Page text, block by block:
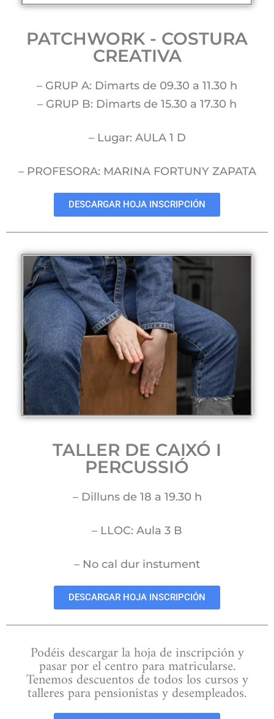
PATCHWORK - COSTURA
CREATIVA
– GRUP A: Dimarts de 09.30 a 11.30 h
– GRUP B: Dimarts de 15.30 a 17.30 h
– Lugar: AULA 1 D
– PROFESORA: MARINA FORTUNY ZAPATA
DESCARGAR HOJA INSCRIPCIÓN
TALLER DE CAIXÓ I
PERCUSSIÓ
– Dilluns de 18 a 19.30 h
– LLOC: Aula 3 B
– No cal dur instument
DESCARGAR HOJA INSCRIPCIÓN
Podéis descargar la hoja de inscripción y
pasar por el centro para matricularse.
Tenemos descuentos de todos los cursos y
talleres para pensionistas y desempleados.